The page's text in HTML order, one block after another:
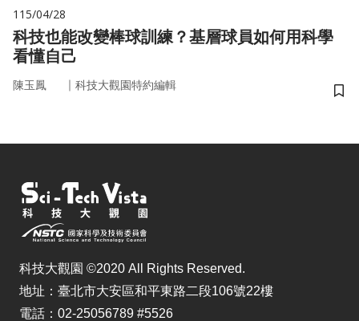
115/04/28
科技也能改變棒球訓練？基層球員如何用科學
看懂自己
陳玉鳳 ｜ 科技大觀園特約編輯
儲
科技大觀園 ©2020 All Rights Reserved.
地址：臺北市大安區和平東路二段106號22樓
電話：02-25056789 #5526